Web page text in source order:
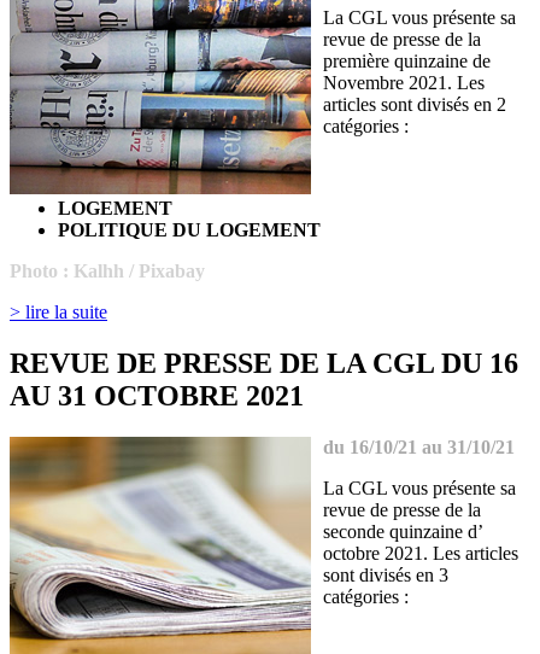
La CGL vous présente sa
revue de presse de la
première quinzaine de
Novembre 2021. Les
articles sont divisés en 2
catégories :
LOGEMENT
POLITIQUE DU LOGEMENT
Photo : Kalhh / Pixabay
> lire la suite
REVUE DE PRESSE DE LA CGL DU 16
AU 31 OCTOBRE 2021
du 16/10/21 au 31/10/21
La CGL vous présente sa
revue de presse de la
seconde quinzaine d’
octobre 2021. Les articles
sont divisés en 3
catégories :